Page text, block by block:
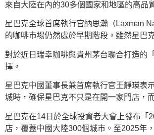
來自大陸在內的30多個國家和地區的高品
星巴克全球首席執行官納思瀚（Laxman
的咖啡市場仍然處於早期階段。雖然星巴
對於近日瑞幸咖啡與貴州茅台聯合打造的
擇。
星巴克中國董事長兼首席執行官王靜瑛表
城時，確保星巴克不只是在開一家門店，
星巴克在14日於全球投資者大會上發布「
店，覆蓋中國大陸300個城市。至2025年